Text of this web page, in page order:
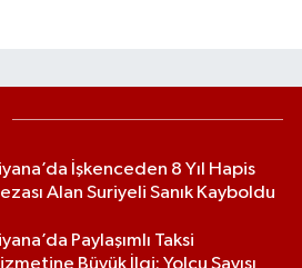
İşkenceden 8 Yıl Hapis
Alan Suriyeli Sanık Kayboldu
Paylaşımlı Taksi